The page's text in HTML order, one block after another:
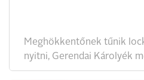
Meghökkentőnek tűnik
nyitni, Gerendai Károlyék